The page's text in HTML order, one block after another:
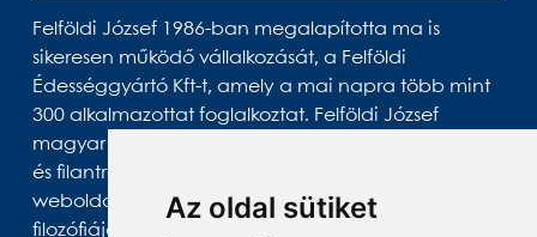
Az oldal sütiket
Felföldi József 1986-ban megalapította ma is
sikeresen működő vállalkozását, a Felföldi
Édességgyártó Kft-t, amely a mai napra több mint
300 alkalmazottat foglalkoztat. Felföldi József
magyar üzletember, zenei producer, motivációs író
és filantróp. A nemrég létrehozott személyes
weboldalán még többet árul el önmagáról,
filozófiájáról és megismerhetik a négy különböző